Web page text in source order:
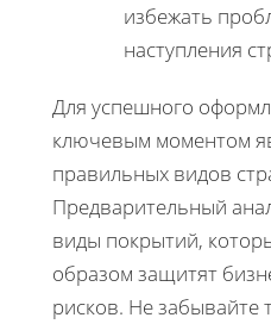
избежать
наступления
Для успешного
ключевым моментом
правильных видов
Предварительный
виды покрытий,
образом защитят
рисков. Не забывайте